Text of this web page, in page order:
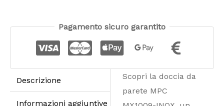
Pagamento sicuro garantito
Descrizione
Informazioni aggiuntive
Scopri la doccia da
parete MPC